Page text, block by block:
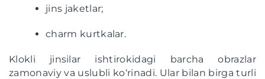
jins jaketlar;
charm kurtkalar.
Klokli jinsilar ishtirokidagi barcha obrazlar
zamonaviy va uslubli ko‘rinadi. Ular bilan birga turli